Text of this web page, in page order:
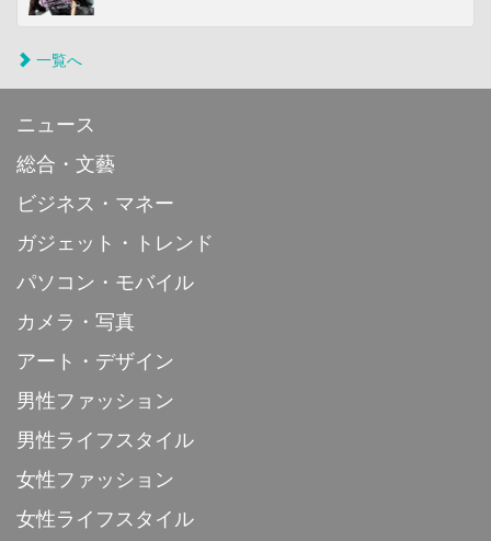
一覧へ
ニュース
総合・文藝
ビジネス・マネー
ガジェット・トレンド
パソコン・モバイル
カメラ・写真
アート・デザイン
男性ファッション
男性ライフスタイル
女性ファッション
女性ライフスタイル